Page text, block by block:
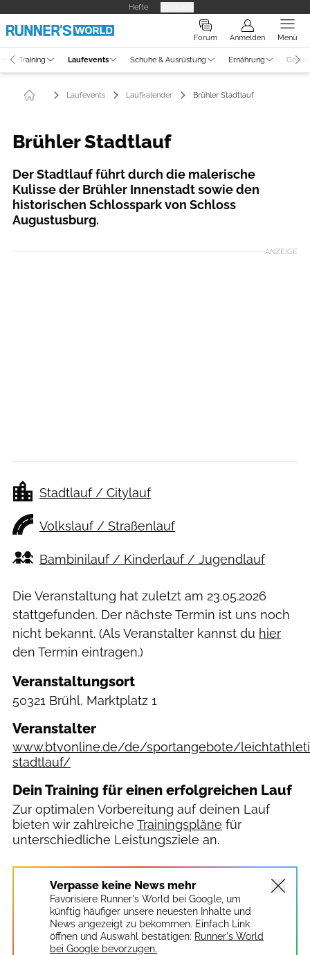
Hefte
Forum Anmelden Menü
Training Laufevents Schuhe & Ausrüstung Ernährung
Laufevents Laufkalender Brühler Stadtlauf
Brühler Stadtlauf
Der Stadtlauf führt durch die malerische
Kulisse der Brühler Innenstadt sowie den
historischen Schlosspark von Schloss
Augustusburg.
ANZEIGE
Stadtlauf / Citylauf
Volkslauf / Straßenlauf
Bambinilauf / Kinderlauf / Jugendlauf
Die Veranstaltung hat zuletzt am 23.05.2026
stattgefunden. Der nächste Termin ist uns noch
nicht bekannt. (Als Veranstalter kannst du hier
den Termin eintragen.)
Veranstaltungsort
50321 Brühl, Marktplatz 1
Veranstalter
www.btvonline.de/de/sportangebote/
stadtlauf/
Dein Training für einen erfolgreichen Lauf
Zur optimalen Vorbereitung auf deinen Lauf
bieten wir zahlreiche Trainingspläne für
unterschiedliche Leistungsziele an.
Verpasse keine News mehr
Favorisiere Runner's World bei Google, um
künftig häufiger unsere neuesten Inhalte und
News angezeigt zu bekommen. Einfach Link
öffnen und Auswahl bestätigen: Runner's World
bei Google bevorzugen.